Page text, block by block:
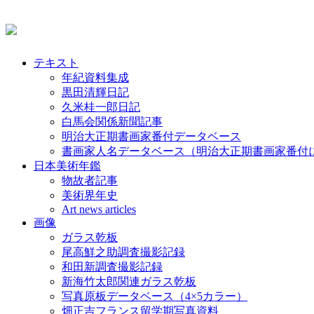
テキスト
年紀資料集成
黒田清輝日記
久米桂一郎日記
白馬会関係新聞記事
明治大正期書画家番付データベース
書画家人名データベース（明治大正期書画家番付
日本美術年鑑
物故者記事
美術界年史
Art news articles
画像
ガラス乾板
尾高鮮之助調査撮影記録
和田新調査撮影記録
新海竹太郎関連ガラス乾板
写真原板データベース（4×5カラー）
畑正吉フランス留学期写真資料